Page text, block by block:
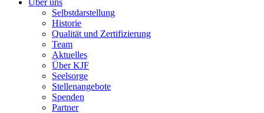
Über uns
Selbstdarstellung
Historie
Qualität und Zertifizierung
Team
Aktuelles
Über KJF
Seelsorge
Stellenangebote
Spenden
Partner